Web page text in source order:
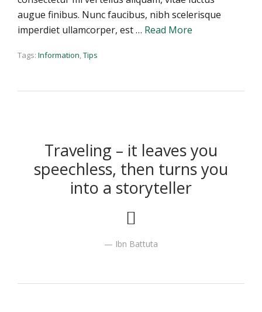
augue finibus. Nunc faucibus, nibh scelerisque
imperdiet ullamcorper, est … Read More
Tags: Information,Tips
Traveling – it leaves you
speechless, then turns you
into a storyteller
Ibn Battuta